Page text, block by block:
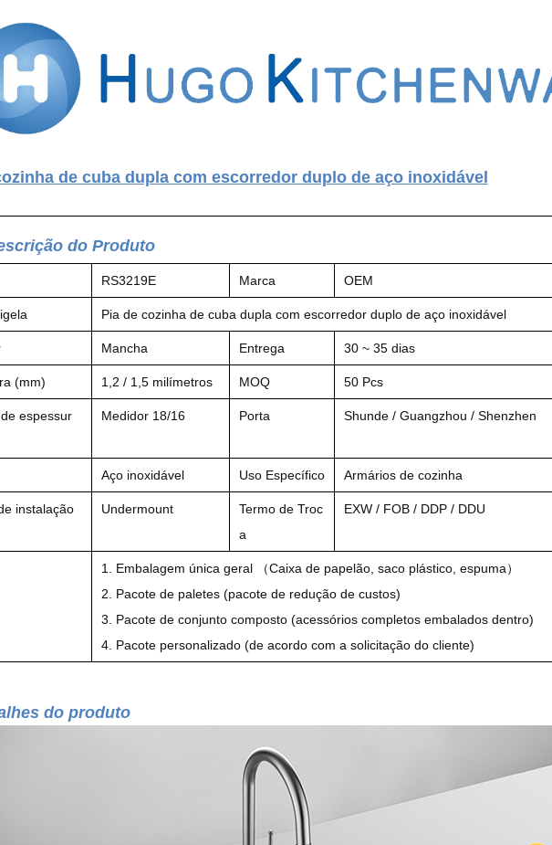
de cuba dupla com escorredor duplo de aço inoxidável
do Produto
RS3219E Marca OEM
Pia de cozinha de cuba dupla com escorredor duplo de aço inoxidável
Mancha Entrega 30 ~ 35 dias
(mm) 1,2 / 1,5 milímetros MOQ 50 Pcs
espessur Medidor 18/16 Porta Shunde / Guangzhou / Shenzhen
Aço inoxidável Uso Específico Armários de cozinha
instalação Undermount
Termo de Troc
a
EXW / FOB / DDP / DDU
1. Embalagem única geral （Caixa de papelão, saco plástico, espuma）
2. Pacote de paletes (pacote de redução de custos)
3. Pacote de conjunto composto (acessórios completos embalados dentro)
4. Pacote personalizado (de acordo com a solicitação do cliente)
do produto